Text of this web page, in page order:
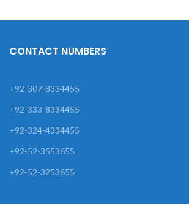
CONTACT NUMBERS
+92-307-8334455
+92-333-8334455
+92-324-4334455
+92-52-3553655
+92-52-3253655